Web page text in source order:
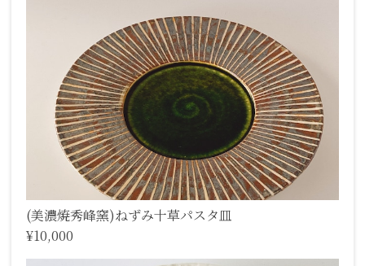
(美濃焼秀峰窯)ねずみ十草パスタ皿
¥10,000